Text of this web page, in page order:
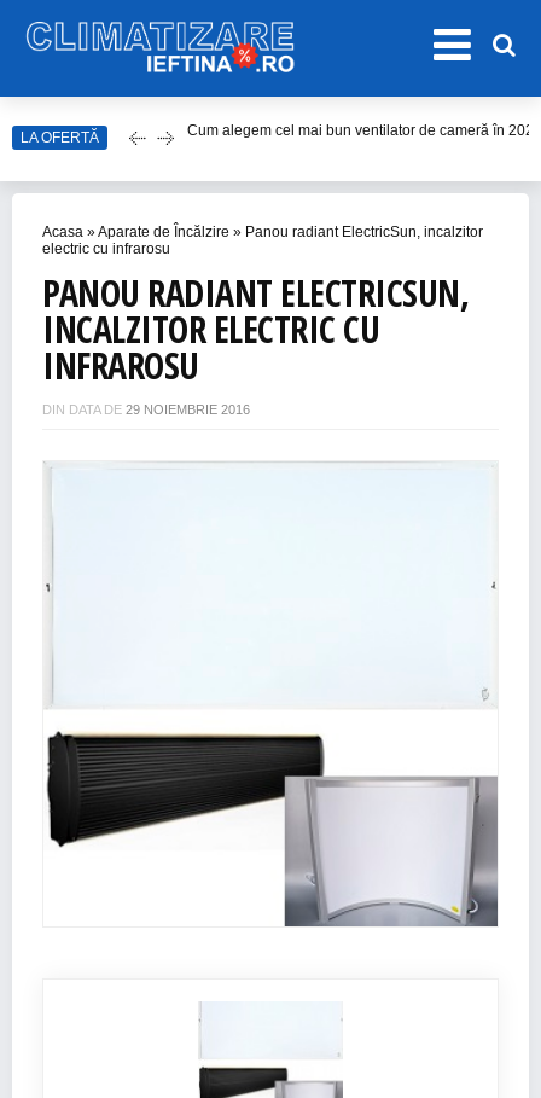
LA OFERTĂ Care este cel mai bun model de ventilator de tavan
Acasa »Aparate de Încălzire » Panou radiant ElectricSun, incalzitor
electric cu infrarosu
PANOU RADIANT ELECTRICSUN,
INCALZITOR ELECTRIC CU
INFRAROSU
DIN DATA DE 29 NOIEMBRIE 2016